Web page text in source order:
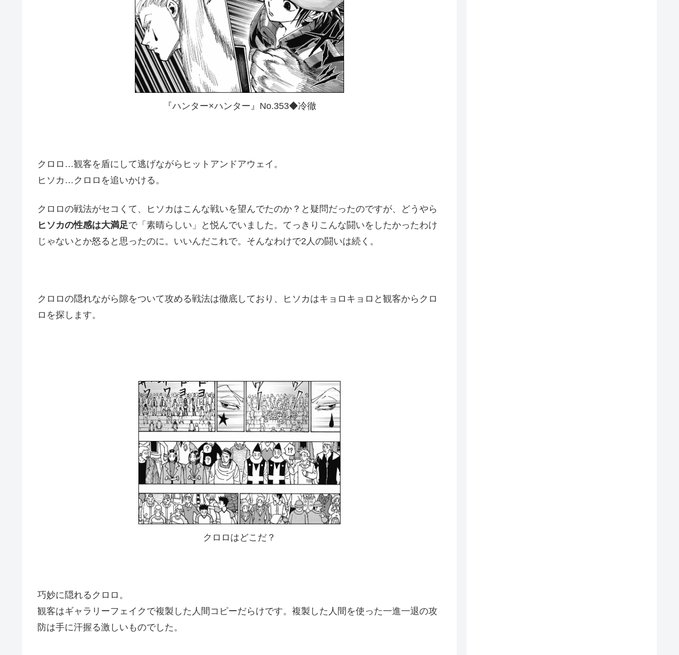
『ハンター×ハンター』No.353◆冷徹
クロロ…観客を盾にして逃げながらヒットアンドアウェイ。
ヒソカ…クロロを追いかける。
クロロの戦法がセコくて、ヒソカはこんな戦いを望んでたのか？と疑問だったのですが、どうやら
ヒソカの性感は大満足で「素晴らしい」と悦んでいました。てっきりこんな闘いをしたかったわけ
じゃないとか怒ると思ったのに。いいんだこれで。そんなわけで2人の闘いは続く。
クロロの隠れながら隙をついて攻める戦法は徹底しており、ヒソカはキョロキョロと観客からクロ
ロを探します。
クロロはどこだ？
巧妙に隠れるクロロ。
観客はギャラリーフェイクで複製した人間コピーだらけです。複製した人間を使った一進一退の攻
防は手に汗握る激しいものでした。